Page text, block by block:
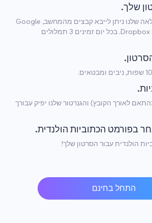
שלך.
באמצעות כלי ההעלאה שלנו ניתן לייבא קבצים מהמחשב, Google
Drive, YouTube או Dropbox. בכל יום זמינים 3 תמלולים
לאורך הקובץ) והגנרטור שלנו יפיק עבורך
בפורמט הכתוביות הולנדית.
הולנדית עבור הסרטון שלך!
התחל בחינם